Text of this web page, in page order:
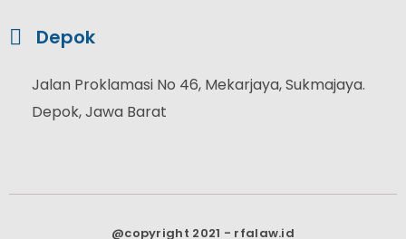
Depok
Jalan Proklamasi No 46, Mekarjaya, Sukmajaya.
Depok, Jawa Barat
@copyright 2021 - rfalaw.id